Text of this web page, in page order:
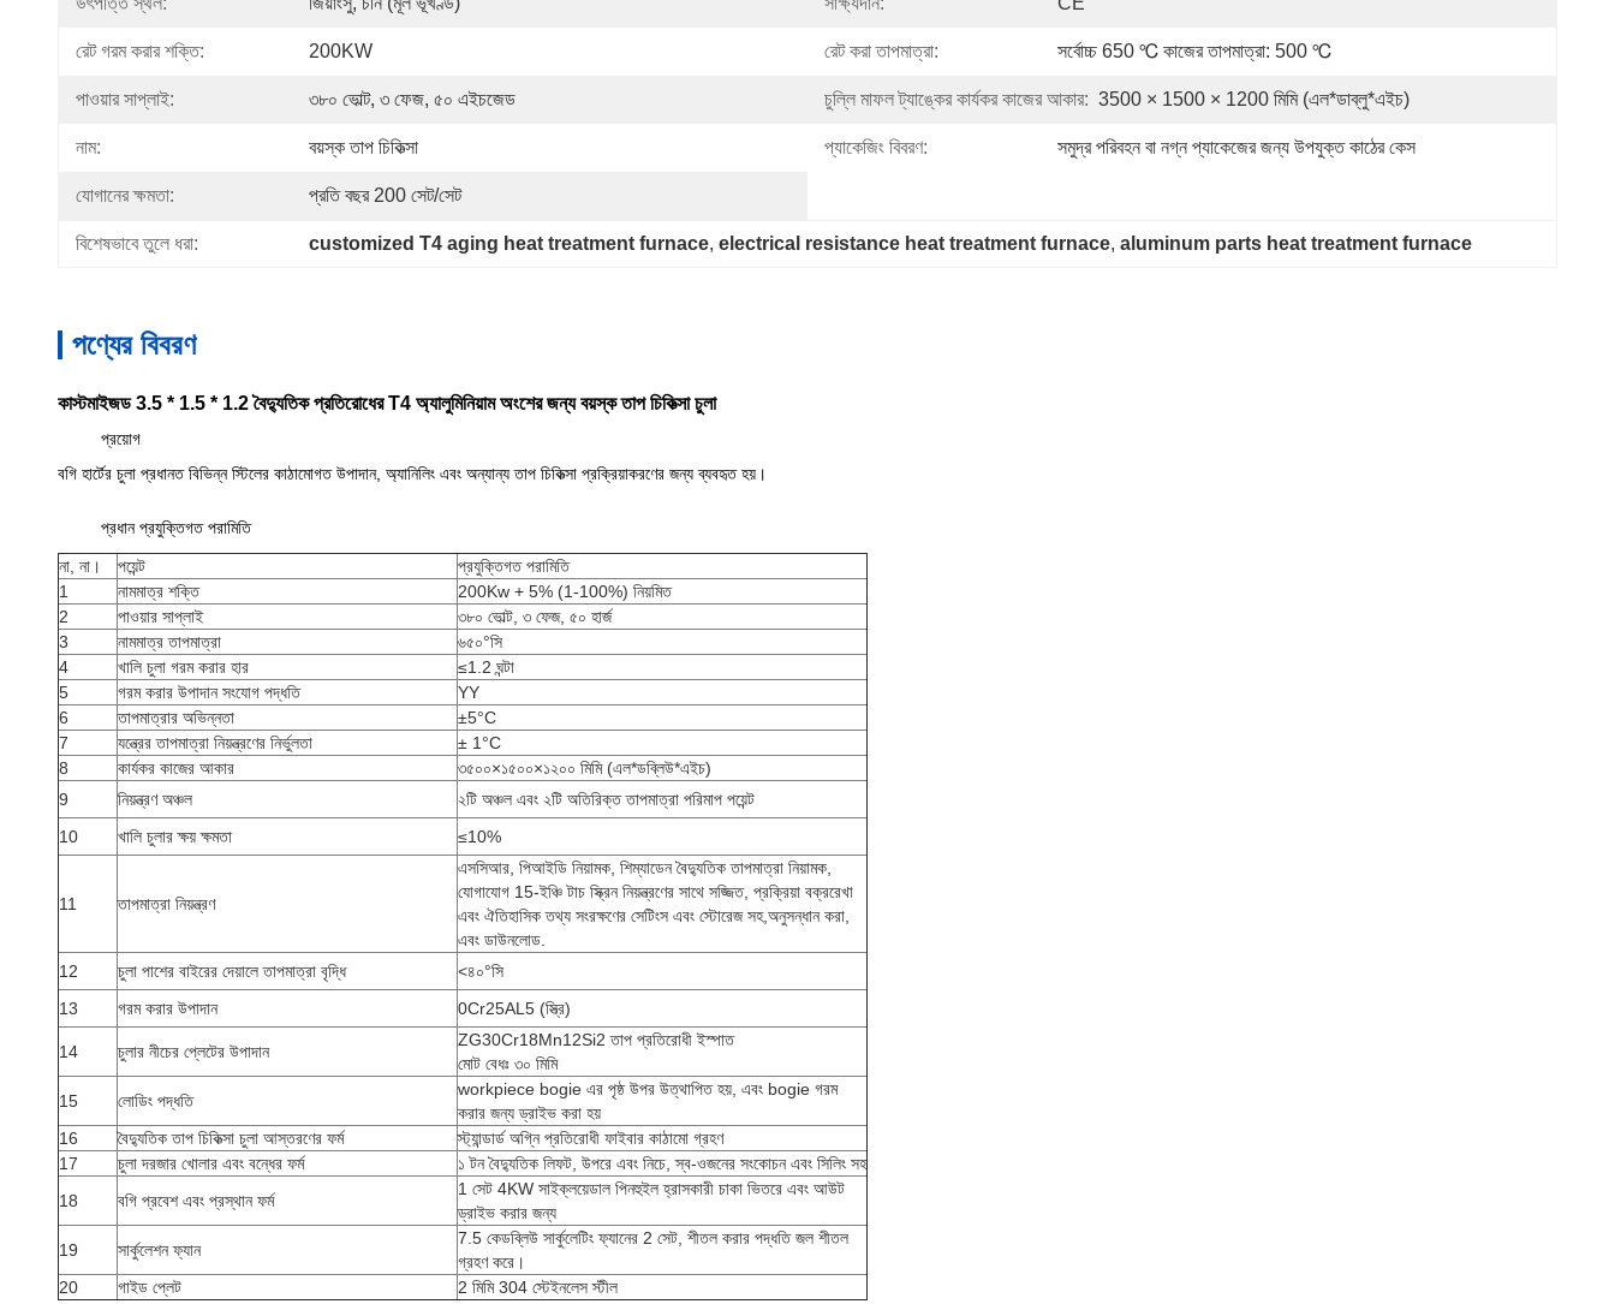
রেট গরম করার শক্তি: 200KW রেট করা তাপমাত্রা: সর্বোচ্চ 650 ℃ কাজের তাপমাত্রা: 500 ℃
পাওয়ার সাপ্লাই: ৩৮০ ভোল্ট, ৩ ফেজ, ৫০ এইচজেড চুল্লি মাফল ট্যাঙ্কের কার্যকর কাজের আকার: 3500 × 1500 × 1200 মিমি (এল*ডাব্লু*এইচ)
নাম: বয়স্ক তাপ চিকিত্সা প্যাকেজিং বিবরণ: সমুদ্র পরিবহন বা নগ্ন প্যাকেজের জন্য উপযুক্ত কাঠের কেস
যোগানের ক্ষমতা: প্রতি বছর 200 সেট/সেট
বিশেষভাবে তুলে ধরা: customized T4 aging heat treatment furnace, electrical resistance heat treatment furnace, aluminum parts heat treatment furnace
পণ্যের বিবরণ
কাস্টমাইজড 3.5 * 1.5 * 1.2 বৈদ্যুতিক প্রতিরোধের T4 অ্যালুমিনিয়াম অংশের জন্য বয়স্ক তাপ চিকিত্সা চুলা
প্রয়োগ
বগি হার্টের চুলা প্রধানত বিভিন্ন স্টিলের কাঠামোগত উপাদান, অ্যানিলিং এবং অন্যান্য তাপ চিকিত্সা প্রক্রিয়াকরণের জন্য ব্যবহৃত হয়।
প্রধান প্রযুক্তিগত পরামিতি
না, না।
পয়েন্ট
প্রযুক্তিগত পরামিতি
1
নামমাত্র শক্তি
200Kw + 5% (1-100%) নিয়মিত
2
পাওয়ার সাপ্লাই
৩৮০ ভোল্ট, ৩ ফেজ, ৫০ হার্জ
3
নামমাত্র তাপমাত্রা
৬৫০°সি
4
খালি চুলা গরম করার হার
≤1.2 ঘন্টা
5
গরম করার উপাদান সংযোগ পদ্ধতি
YY
6
তাপমাত্রার অভিন্নতা
±5°C
7
যন্ত্রের তাপমাত্রা নিয়ন্ত্রণের নির্ভুলতা
± 1°C
8
কার্যকর কাজের আকার
৩৫০০×১৫০০×১২০০ মিমি (এল*ডব্লিউ*এইচ)
9
নিয়ন্ত্রণ অঞ্চল
২টি অঞ্চল এবং ২টি অতিরিক্ত তাপমাত্রা পরিমাপ পয়েন্ট
10
খালি চুলার ক্ষয় ক্ষমতা ≤10%
11 তাপমাত্রা নিয়ন্ত্রণ
এসসিআর, পিআইডি নিয়ামক, শিম্যাডেন বৈদ্যুতিক তাপমাত্রা নিয়ামক,
যোগাযোগ 15-ইঞ্চি টাচ স্ক্রিন নিয়ন্ত্রণের সাথে সজ্জিত, প্রক্রিয়া বক্ররেখা
এবং ঐতিহাসিক তথ্য সংরক্ষণের সেটিংস এবং স্টোরেজ সহ,অনুসন্ধান করা,
এবং ডাউনলোড.
12
চুলা পাশের বাইরের দেয়ালে তাপমাত্রা বৃদ্ধি
<৪০°সি
13
গরম করার উপাদান 0Cr25AL5 (স্ত্রি)
14 চুলার নীচের প্লেটের উপাদান
ZG30Cr18Mn12Si2 তাপ প্রতিরোধী ইস্পাত
মোট বেধঃ ৩০ মিমি
15
লোডিং পদ্ধতি
workpiece bogie এর পৃষ্ঠ উপর উত্থাপিত হয়, এবং bogie গরম
করার জন্য ড্রাইভ করা হয়
16
বৈদ্যুতিক তাপ চিকিত্সা চুলা আস্তরণের ফর্ম
স্ট্যান্ডার্ড অগ্নি প্রতিরোধী ফাইবার কাঠামো গ্রহণ
17
চুলা দরজার খোলার এবং বন্ধের ফর্ম
১ টন বৈদ্যুতিক লিফট, উপরে এবং নিচে, স্ব-ওজনের সংকোচন এবং সিলিং সহ
18
বগি প্রবেশ এবং প্রস্থান ফর্ম
1 সেট 4KW সাইক্লয়েডাল পিনহুইল হ্রাসকারী চাকা ভিতরে এবং আউট
ড্রাইভ করার জন্য
19
সার্কুলেশন ফ্যান
7.5 কেডব্লিউ সার্কুলেটিং ফ্যানের 2 সেট, শীতল করার পদ্ধতি জল শীতল
গ্রহণ করে।
20
গাইড প্লেট 2 মিমি 304 স্টেইনলেস স্টীল